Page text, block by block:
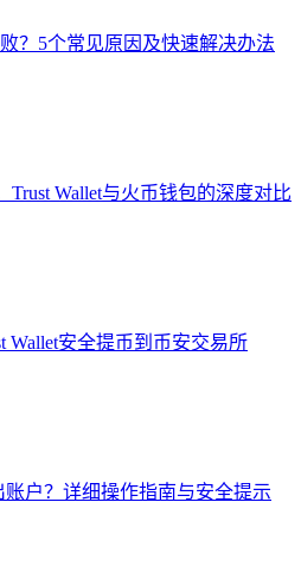
？5个常见原因及快速解决办法
Trust Wallet与火币钱包的深度对比
Wallet安全提币到币安交易所
账户？详细操作指南与安全提示